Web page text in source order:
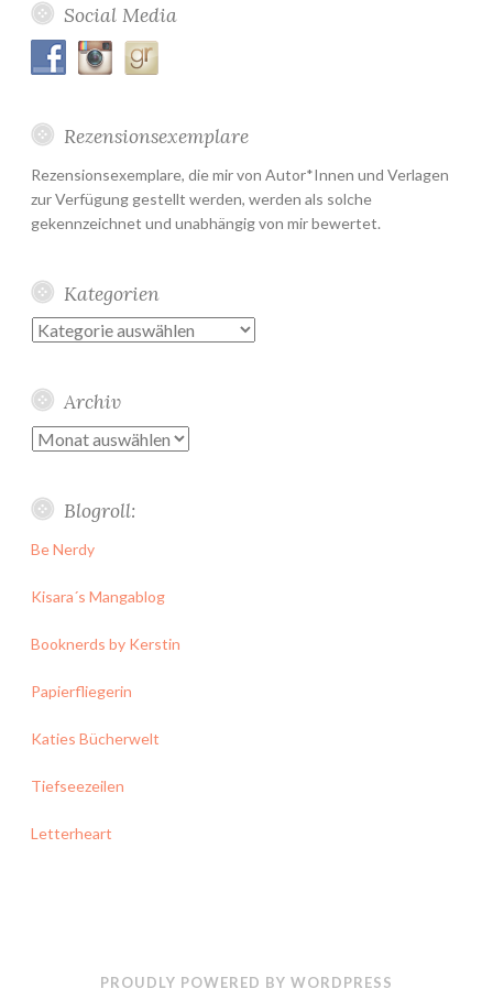
Social Media
Rezensionsexemplare
Rezensionsexemplare, die mir von Autor*Innen und Verlagen
zur Verfügung gestellt werden, werden als solche
gekennzeichnet und unabhängig von mir bewertet.
Kategorien
Kategorien
Archiv
Archiv
Blogroll:
Be Nerdy
Kisara´s Mangablog
Booknerds by Kerstin
Papierfliegerin
Katies Bücherwelt
Tiefseezeilen
Letterheart
PROUDLY POWERED BY WORDPRESS